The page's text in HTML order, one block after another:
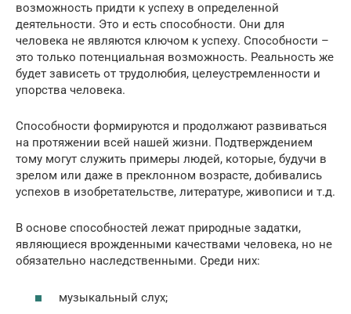
возможность придти к успеху в определенной
деятельности. Это и есть способности. Они для
человека не являются ключом к успеху. Способности –
это только потенциальная возможность. Реальность же
будет зависеть от трудолюбия, целеустремленности и
упорства человека.
Способности формируются и продолжают развиваться
на протяжении всей нашей жизни. Подтверждением
тому могут служить примеры людей, которые, будучи в
зрелом или даже в преклонном возрасте, добивались
успехов в изобретательстве, литературе, живописи и т.д.
В основе способностей лежат природные задатки,
являющиеся врожденными качествами человека, но не
обязательно наследственными. Среди них:
музыкальный слух;